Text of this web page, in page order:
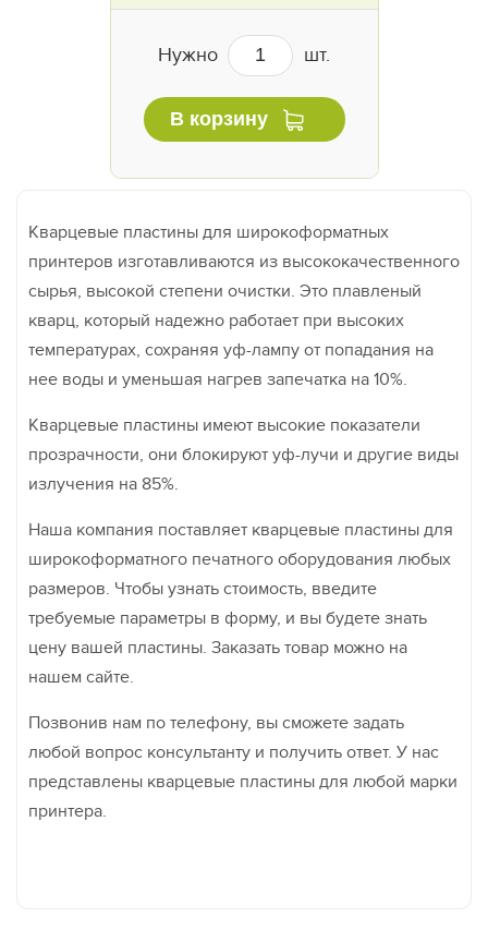
Нужно шт.
В корзину
Кварцевые пластины для широкоформатных
принтеров изготавливаются из высококачественного
сырья, высокой степени очистки. Это плавленый
кварц, который надежно работает при высоких
температурах, сохраняя уф-лампу от попадания на
нее воды и уменьшая нагрев запечатка на 10%.
Кварцевые пластины имеют высокие показатели
прозрачности, они блокируют уф-лучи и другие виды
излучения на 85%.
Наша компания поставляет кварцевые пластины для
широкоформатного печатного оборудования любых
размеров. Чтобы узнать стоимость, введите
требуемые параметры в форму, и вы будете знать
цену вашей пластины. Заказать товар можно на
нашем сайте.
Позвонив нам по телефону, вы сможете задать
любой вопрос консультанту и получить ответ. У нас
представлены кварцевые пластины для любой марки
принтера.